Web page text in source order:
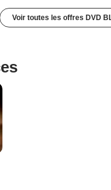
Voir toutes les offres DVD